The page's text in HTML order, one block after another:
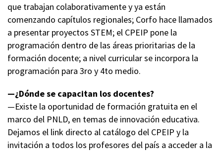
que trabajan colaborativamente y ya están
comenzando capítulos regionales; Corfo hace llamados
a presentar proyectos STEM; el CPEIP pone la
programación dentro de las áreas prioritarias de la
formación docente; a nivel curricular se incorpora la
programación para 3ro y 4to medio.
—¿Dónde se capacitan los docentes?
—Existe la oportunidad de formación gratuita en el
marco del PNLD, en temas de innovación educativa.
Dejamos el link directo al catálogo del CPEIP y la
invitación a todos los profesores del país a acceder a la